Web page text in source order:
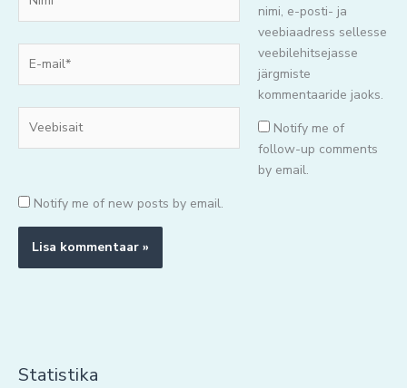
mail*
nimi, e-posti- ja
veebiaadress sellesse
veebilehitsejasse
järgmiste
kommentaaride jaoks.
Notify me of
follow-up comments
by email.
Notify me of new posts by email.
Statistika